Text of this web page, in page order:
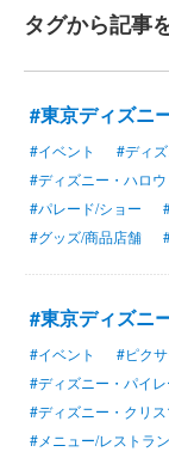
タグから記事
#東京ディズニ
#イベント #ディ
#ディズニー・ハロ
#パレード/ショー
#グッズ/商品店舗
#東京ディズニ
#イベント #ピク
#ディズニー・パイ
#ディズニー・クリス
#メニュー/レストラン